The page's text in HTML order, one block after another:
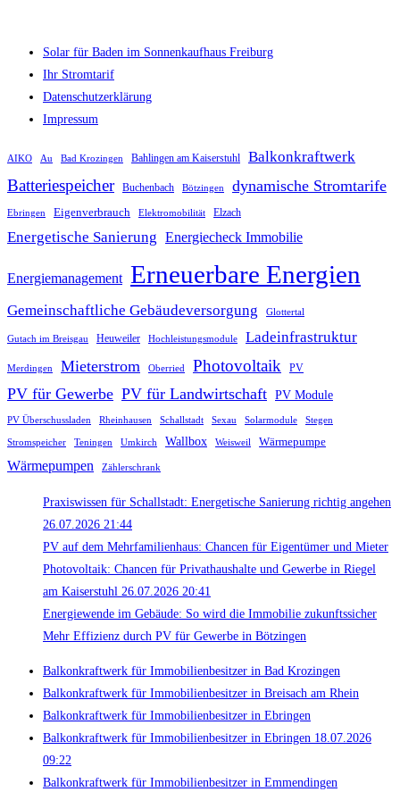
Solar für Baden im Sonnenkaufhaus Freiburg
Ihr Stromtarif
Datenschutzerklärung
Impressum
AIKO Au Bad Krozingen Bahlingen am Kaiserstuhl Balkonkraftwerk
Batteriespeicher Buchenbach Bötzingen dynamische Stromtarife
Ebringen Eigenverbrauch Elektromobilität Elzach
Energetische Sanierung Energiecheck Immobilie
Energiemanagement Erneuerbare Energien
Gemeinschaftliche Gebäudeversorgung Glottertal
Gutach im Breisgau Heuweiler Hochleistungsmodule Ladeinfrastruktur
Merdingen Mieterstrom Oberried Photovoltaik PV
PV für Gewerbe PV für Landwirtschaft PV Module
PV Überschussladen Rheinhausen Schallstadt Sexau Solarmodule Stegen
Stromspeicher Teningen Umkirch Wallbox Weisweil Wärmepumpe
Wärmepumpen Zählerschrank
Praxiswissen für Schallstadt: Energetische Sanierung richtig angehen
26.07.2026 21:44
PV auf dem Mehrfamilienhaus: Chancen für Eigentümer und Mieter
Photovoltaik: Chancen für Privathaushalte und Gewerbe in Riegel
am Kaiserstuhl 26.07.2026 20:41
Energiewende im Gebäude: So wird die Immobilie zukunftssicher
Mehr Effizienz durch PV für Gewerbe in Bötzingen
Balkonkraftwerk für Immobilienbesitzer in Bad Krozingen
Balkonkraftwerk für Immobilienbesitzer in Breisach am Rhein
Balkonkraftwerk für Immobilienbesitzer in Ebringen
Balkonkraftwerk für Immobilienbesitzer in Ebringen 18.07.2026
09:22
Balkonkraftwerk für Immobilienbesitzer in Emmendingen